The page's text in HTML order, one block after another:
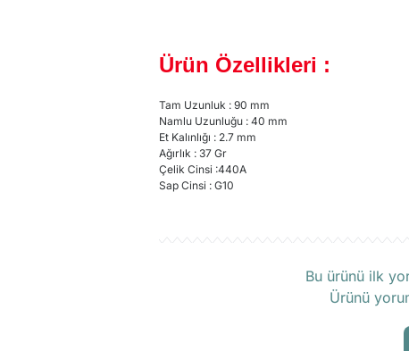
Ürün Özellikleri :
Tam Uzunluk : 90 mm
Namlu Uzunluğu : 40 mm
Et Kalınlığı : 2.7 mm
Ağırlık : 37 Gr
Çelik Cinsi :440A
Sap Cinsi : G10
Bu ürünü ilk
Ürünü